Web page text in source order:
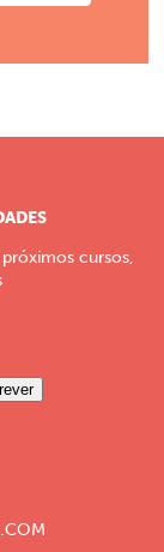
cursos,